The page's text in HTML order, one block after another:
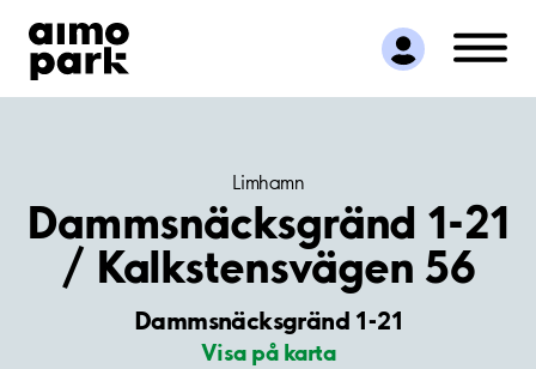
Hitta parkering
Samarbete
Kundservice
Limhamn
Dammsnäcksgränd 1-21
/ Kalkstensvägen 56
Dammsnäcksgränd 1-21
Visa på karta